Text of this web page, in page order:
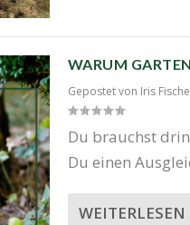
WARUM
Gepostet von Iris
Du brauchst
Du einen
WEITERLESEN